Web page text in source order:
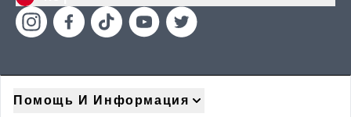
Помощь И Информация